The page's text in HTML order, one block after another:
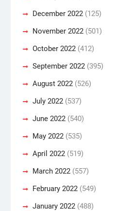
December 2022(125)
November 2022(501)
October 2022(412)
September 2022(395)
August 2022(526)
July 2022(537)
June 2022(540)
May 2022(535)
April 2022(519)
March 2022(557)
February 2022(549)
January 2022(488)